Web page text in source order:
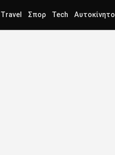
Travel Σπορ Tech Αυτοκίνητο